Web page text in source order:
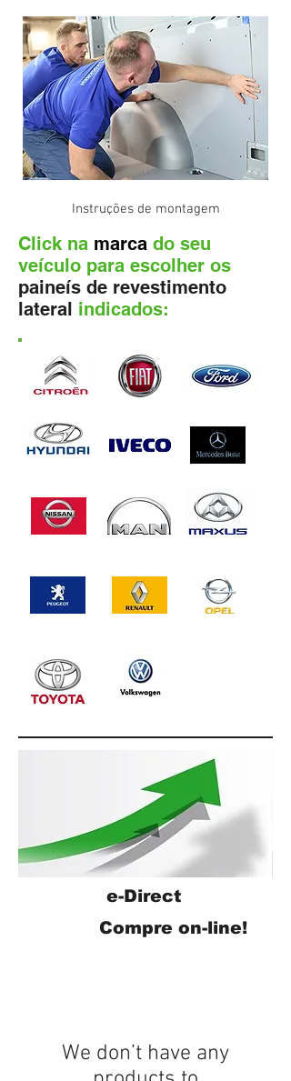
Instruções de montagem
Click na marca do seu
veículo para escolher os
paineís de revestimento
lateral indicados:
e-Direct
Compre on-line!
We don’t have any